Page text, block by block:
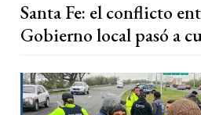
Santa Fe: el conflicto
Gobierno local pasó a